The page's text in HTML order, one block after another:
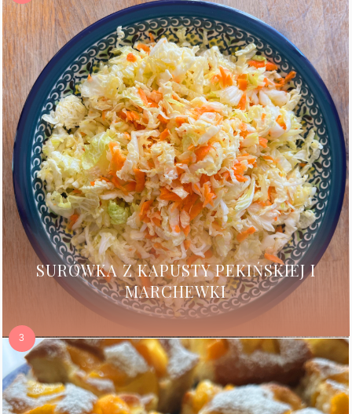
SURÓWKA Z KAPUSTY PEKIŃSKIEJ I
MARCHEWKI